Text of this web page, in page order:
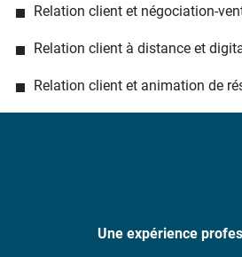
Relation client et négociation-
Relation client à distance et
Relation client et animation de
Une expérience